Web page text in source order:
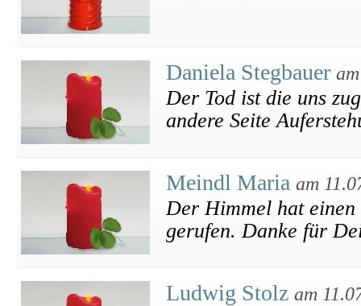
Daniela Stegbauer
Der Tod ist die uns
andere Seite
Meindl Maria am
Der Himmel hat
gerufen. Danke für
Ludwig Stolz am